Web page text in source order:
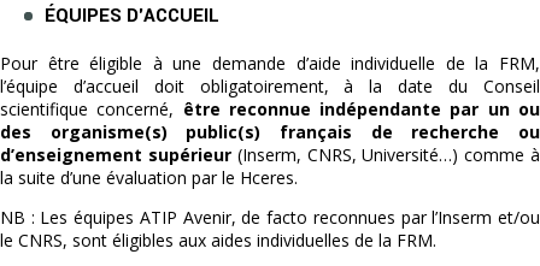
ÉQUIPES D'ACCUEIL
Pour être éligible à une demande d’aide individuelle de la FRM,
l’équipe d’accueil doit obligatoirement, à la date du Conseil
scientifique concerné, être reconnue indépendante par un ou
des organisme(s) public(s) français de recherche ou
d’enseignement supérieur(Inserm, CNRS, Université…) comme à
la suite d’une évaluation par le Hceres.
NB : Les équipes ATIP Avenir, de facto reconnues par l’Inserm et/ou
le CNRS, sont éligibles aux aides individuelles de la FRM.